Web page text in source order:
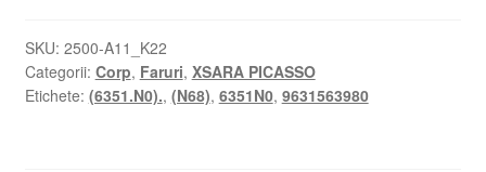
Citroën
Xsara
Picasso
SKU: 2500-A11_K22
Categorii: Corp, Faruri, XSARA PICASSO
Etichete: (6351.N0)., (N68), 6351N0, 9631563980